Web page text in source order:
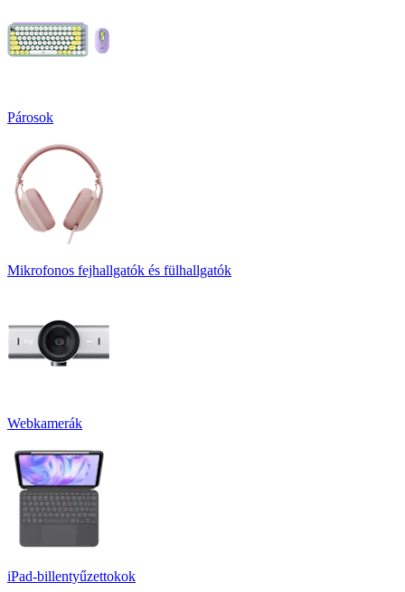
Párosok
Mikrofonos fejhallgatók és fülhallgatók
Webkamerák
iPad-billentyűzettokok